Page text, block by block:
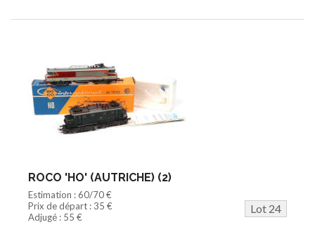
ROCO 'HO' (AUTRICHE) (2)
Estimation : 60/70 €
Prix de départ : 35 €
Lot 24
Adjugé : 55 €